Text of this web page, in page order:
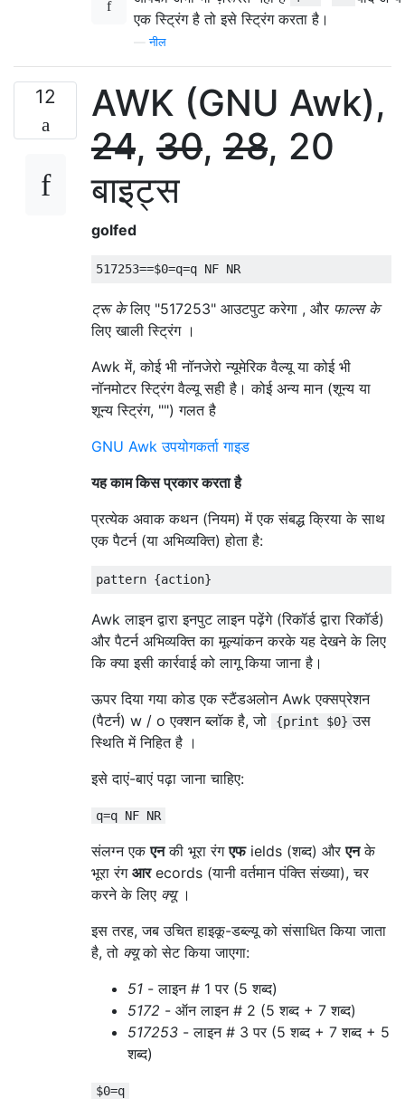
एक स्ट्रिंग है तो इसे स्ट्रिंग करता है।
—नील
12
AWK (GNU Awk),
24, 30, 28, 20
बाइट्स
golfed
ट्रू केलिए "517253" आउटपुट करेगा , और फाल्स के
लिए खाली स्ट्रिंग ।
Awk में, कोई भी नॉनजेरो न्यूमेरिक वैल्यू या कोई भी
नॉनमोटर स्ट्रिंग वैल्यू सही है। कोई अन्य मान (शून्य या
शून्य स्ट्रिंग, "") गलत है
GNU Awk उपयोगकर्ता गाइड
यह काम किस प्रकार करता है
प्रत्येक अवाक कथन (नियम) में एक संबद्ध क्रिया के साथ
एक पैटर्न (या अभिव्यक्ति) होता है:
Awk लाइन द्वारा इनपुट लाइन पढ़ेंगे (रिकॉर्ड द्वारा रिकॉर्ड)
और पैटर्न अभिव्यक्ति का मूल्यांकन करके यह देखने के लिए
कि क्या इसी कार्रवाई को लागू किया जाना है।
ऊपर दिया गया कोड एक स्टैंडअलोन Awk एक्सप्रेशन
(पैटर्न) w / o एक्शन ब्लॉक है, जो
{print $0} उस
स्थिति में निहित है ।
इसे दाएं-बाएं पढ़ा जाना चाहिए:
q=q NF NR
संलग्न एकएनकी भूरा रंगएफields (शब्द) औरएनके
भूरा रंग आरecords (यानी वर्तमान पंक्ति संख्या), चर
करने के लिए क्यू।
इस तरह, जब उचित हाइकू-डब्ल्यू को संसाधित किया जाता
है, तो क्यूको सेट किया जाएगा:
51 - लाइन # 1 पर (5 शब्द)
5172 - ऑन लाइन # 2 (5 शब्द + 7 शब्द)
517253 - लाइन # 3 पर (5 शब्द + 7 शब्द + 5
शब्द)
$0=q